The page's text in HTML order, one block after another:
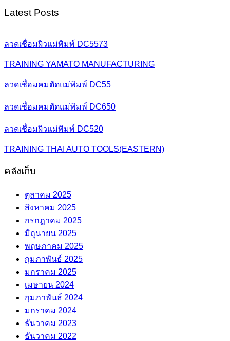
Latest Posts
ลวดเชื่อมผิวแม่พิมพ์ DC5573
TRAINING YAMATO MANUFACTURING
ลวดเชื่อมคมตัดแม่พิมพ์ DC55
ลวดเชื่อมคมตัดแม่พิมพ์ DC650
ลวดเชื่อมผิวแม่พิมพ์ DC520
TRAINING THAI AUTO TOOLS(EASTERN)
คลังเก็บ
ตุลาคม 2025
สิงหาคม 2025
กรกฎาคม 2025
มิถุนายน 2025
พฤษภาคม 2025
กุมภาพันธ์ 2025
มกราคม 2025
เมษายน 2024
กุมภาพันธ์ 2024
มกราคม 2024
ธันวาคม 2023
ธันวาคม 2022